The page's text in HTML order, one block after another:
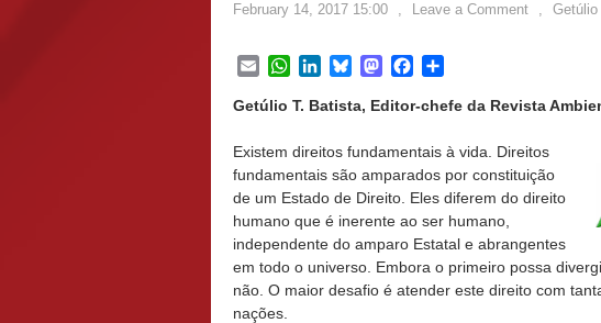
February 14, 2017 15:00 , Leave a Comment ,
EmailWhatsApp
LinkedInBlueskyMastodonFacebook
Getúlio T. Batista, Editor-chefe da Revista
Existem direitos fundamentais à vida. Direitos
fundamentais são amparados por constituição
de um Estado de Direito. Eles diferem do direito
humano que é inerente ao ser humano,
independente do amparo Estatal e abrangentes
em todo o universo. Embora o primeiro possa
não. O maior desafio é atender este direito com
nações.